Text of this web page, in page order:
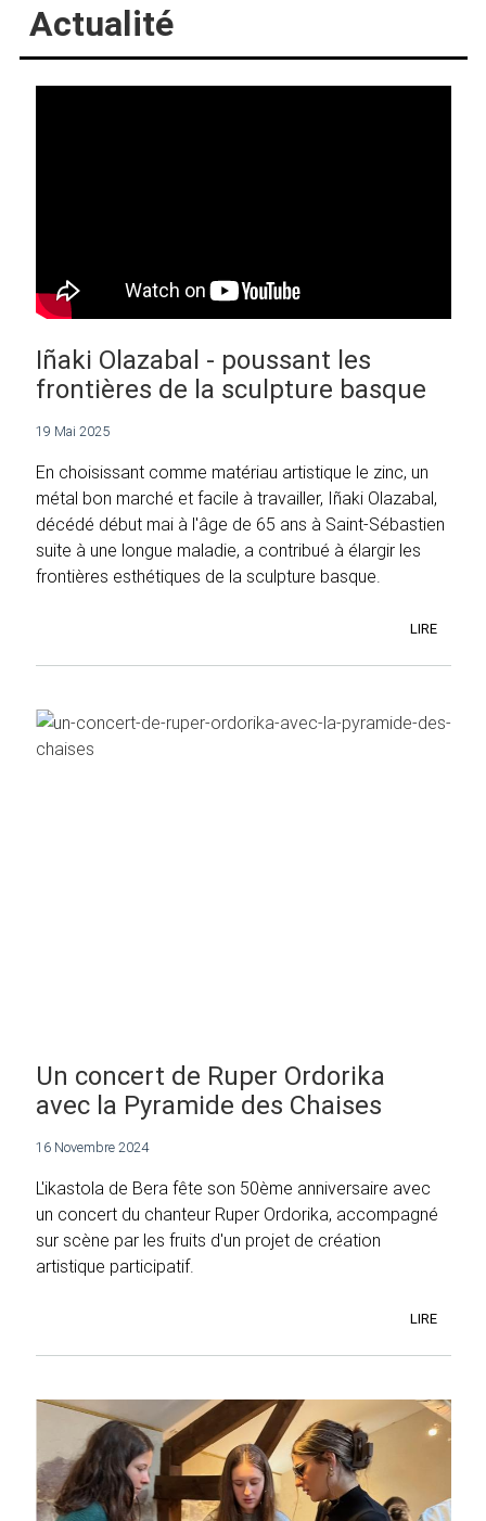
Actualité
Iñaki Olazabal - poussant les
frontières de la sculpture basque
19 Mai 2025
En choisissant comme matériau artistique le zinc, un
métal bon marché et facile à travailler, Iñaki Olazabal,
décédé début mai à l'âge de 65 ans à Saint-Sébastien
suite à une longue maladie, a contribué à élargir les
frontières esthétiques de la sculpture basque.
LIRE
Un concert de Ruper Ordorika
avec la Pyramide des Chaises
16 Novembre 2024
L'ikastola de Bera fête son 50ème anniversaire avec
un concert du chanteur Ruper Ordorika, accompagné
sur scène par les fruits d'un projet de création
artistique participatif.
LIRE